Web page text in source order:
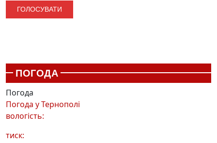
ПОГОДА
Погода
Погода уТернополі
вологість:
тиск: